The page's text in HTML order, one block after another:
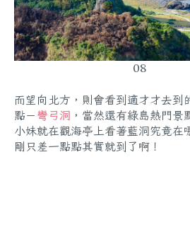
08
而望向北方，則會看到適才才去到
點－ 彎弓洞 ，當然還有綠島熱門景
小妹就在觀海亭上看著藍洞究竟在
剛只差一點點其實就到了啊！